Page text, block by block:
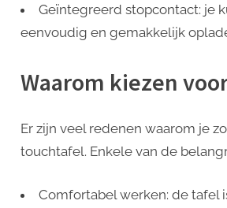
Geïntegreerd stopcontact: je
eenvoudig en gemakkelijk
Waarom kiezen
Er zijn veel redenen waarom je
touchtafel. Enkele van de
Comfortabel werken: de tafel